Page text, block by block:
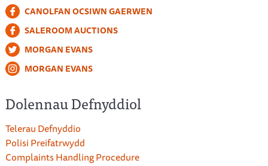
CANOLFAN OCSIWN GAERWEN
SALEROOM AUCTIONS
MORGAN EVANS
MORGAN EVANS
Dolennau Defnyddiol
Telerau Defnyddio
Polisi Preifatrwydd
Complaints Handling Procedure